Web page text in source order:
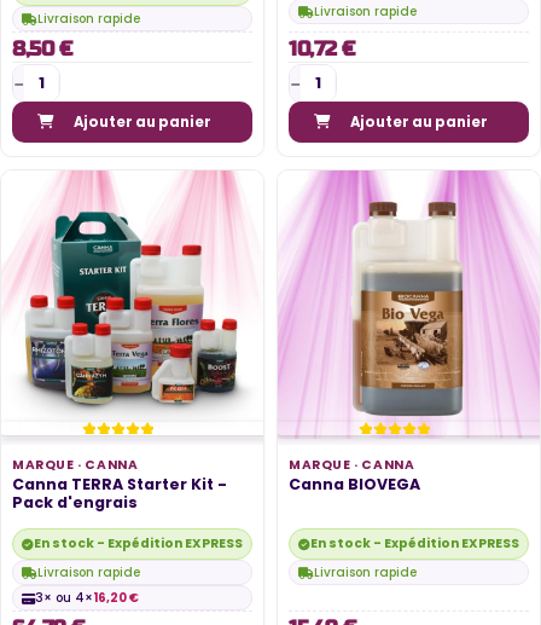
Livraison rapide
8,50 €
Ajouter au panier
Livraison rapide
10,72 €
Ajouter au panier
MARQUE · CANNA
Canna TERRA Starter Kit -
Pack d'engrais
En stock - Expédition EXPRESS disponible
Livraison rapide
3× ou 4×16,20 €
MARQUE · CANNA
Canna BIOVEGA
En stock - Expédition EXPRESS
Livraison rapide